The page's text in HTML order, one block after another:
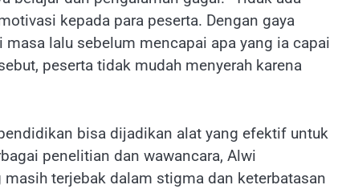
kepada para peserta. Dengan gaya
lalu sebelum mencapai apa yang ia capai
peserta tidak mudah menyerah karena
bisa dijadikan alat yang efektif untuk
penelitian dan wawancara, Alwi
terjebak dalam stigma dan keterbatasan